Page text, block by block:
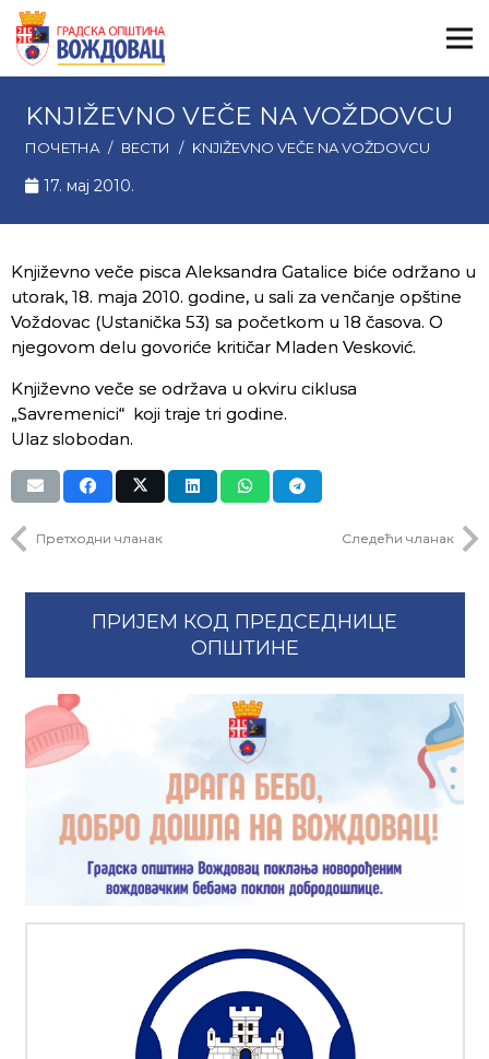
KNJIŽEVNO VEČE NA VOŽDOVCU
ПОЧЕТНА / ВЕСТИ / KNJIŽEVNO VEČE NA VOŽDOVCU
17. мај 2010.
Književno veče pisca Aleksandra Gatalice biće održano u
utorak, 18. maja 2010. godine, u sali za venčanje opštine
Voždovac (Ustanička 53) sa početkom u 18 časova. O
njegovom delu govoriće kritičar Mladen Vesković.
Književno veče se održava u okviru ciklusa
„Savremenici“ koji traje tri godine.
Ulaz slobodan.
Претходни чланак Следећи чланак
ПРИЈЕМ КОД ПРЕДСЕДНИЦЕ
ОПШТИНЕ